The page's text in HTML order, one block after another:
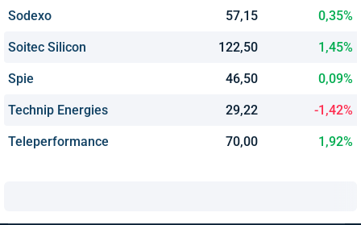
Sodexo 57,15 0,35%
Soitec Silicon 122,50 1,45%
Spie 46,50 0,09%
Technip Energies 29,22 -1,42%
Teleperformance 70,00 1,92%